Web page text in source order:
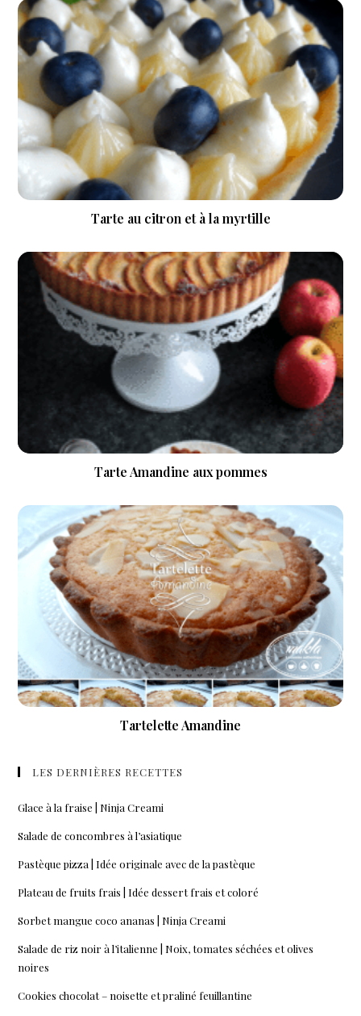
Tarte au citron et à la myrtille
Tarte Amandine aux pommes
Tartelette Amandine
LES DERNIÈRES RECETTES
Glace à la fraise | Ninja Creami
Salade de concombres à l’asiatique
Pastèque pizza | Idée originale avec de la pastèque
Plateau de fruits frais | Idée dessert frais et coloré
Sorbet mangue coco ananas | Ninja Creami
Salade de riz noir à l’italienne | Noix, tomates séchées et olives
noires
Cookies chocolat – noisette et praliné feuillantine